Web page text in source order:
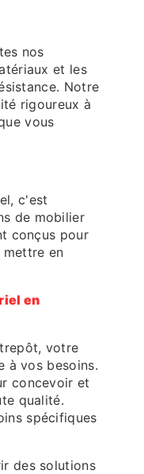
nos
et les
Notre
rigoureux à
vous
c'est
de mobilier
conçus pour
en
en
votre
à vos besoins.
concevoir et
qualité.
spécifiques
des solutions